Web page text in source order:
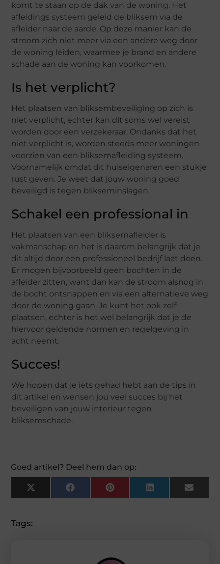
komt te staan op de dak van de woning. Het
afleidings systeem geleid de bliksem via de
afleider naar de aarde. Op deze manier kan de
stroom zich niet meer via een andere weg door
de woning leiden, waarmee je brand en andere
schade aan de woning kan voorkomen.
Is het verplicht?
Het plaatsen van bliksembeveiliging op zich is
niet verplicht, echter kan dit soms wel vereist
worden door een verzekeraar. Ondanks dat het
niet verplicht is, worden steeds meer woningen
voorzien van een bliksemafleiding systeem.
Voornamelijk omdat dit huiseigenaren een stukje
rust geven. Je weet dat jouw woning goed
beveiligd is tegen blikseminslagen.
Schakel een professional in
Het plaatsen van een bliksemafleider is
vakmanschap en het is daarom belangrijk dat je
dit altijd door een professioneel bedrijf laat doen.
Er mogen bijvoorbeeld geen bochten in de
afleider zitten, want dan kan de stroom alsnog in
de bocht ontsnappen en via een alternatieve weg
door de woning gaan. Je kunt het ook zelf
plaatsen, echter is het wel belangrijk dat je de
hiervoor geldende normen en regelgeving in
acht neemt.
Succes!
We hopen dat je iets gehad hebt aan de tips in
dit artikel en wensen jou veel succes bij het
beveiligen van jouw interieur tegen
bliksemschade.
Goed artikel? Deel hem dan op:
X
(Twitter)
FacebookPinterestLinkedInEmail
Tags: